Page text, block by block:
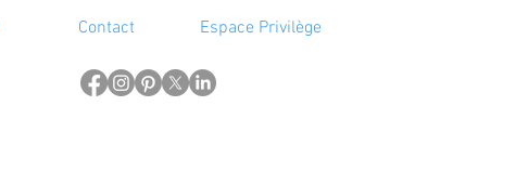
Contact Espace Privilège